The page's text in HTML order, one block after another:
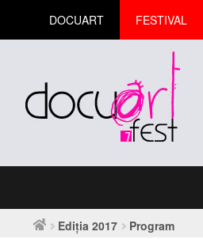
DOCUART FESTIVAL
Ediția 2017 Program